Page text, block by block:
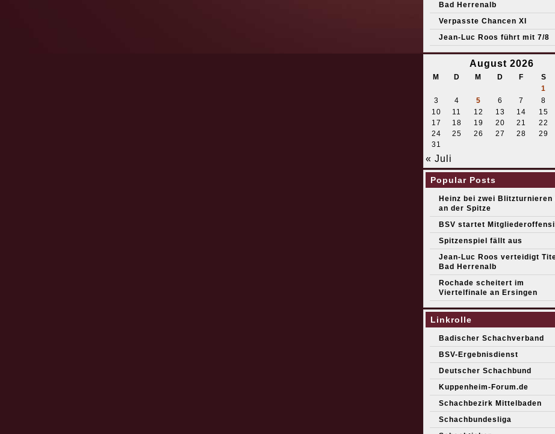
Bad Herrenalb
Verpasste Chancen XI
Jean-Luc Roos führt mit 7/8
August 2026
M D M D F S
1
3
4 5 6 7 8
10
11 12 13 14 15
17
18 19 20 21 22
24
25 26 27 28 29
31
« Juli
Popular Posts
Heinz bei zwei Blitzturnieren
an der Spitze
BSV startet
Spitzenspiel fällt aus
Jean-Luc Roos verteidigt
Bad Herrenalb
Rochade scheitert im
Viertelfinale an Ersingen
Linkrolle
Badischer Schachverband
BSV-Ergebnisdienst
Deutscher Schachbund
Kuppenheim-Forum.de
Schachbezirk Mittelbaden
Schachbundesliga